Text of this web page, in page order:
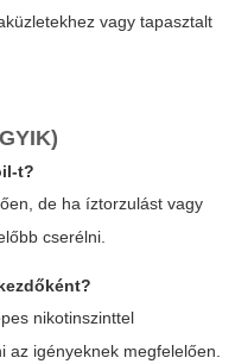
vagy tapasztalt
t?
de ha íztorzulást vagy
cserélni.
nikotinszinttel
az igényeknek megfelelően.